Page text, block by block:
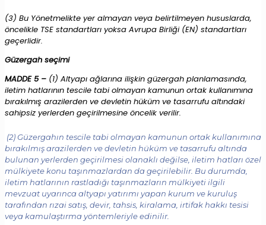
(3) Bu Yönetmelikte yer almayan veya belirtilmeyen hususlarda,
öncelikle TSE standartları yoksa Avrupa Birliği (EN) standartları
geçerlidir.
Güzergah seçimi
MADDE 5 – (1) Altyapı ağlarına ilişkin güzergah planlamasında,
iletim hatlarının tescile tabi olmayan kamunun ortak kullanımına
bırakılmış arazilerden ve devletin hüküm ve tasarrufu altındaki
sahipsiz yerlerden geçirilmesine öncelik verilir.
(2) Güzergahın tescile tabi olmayan kamunun ortak kullanımına
bırakılmış arazilerden ve devletin hüküm ve tasarrufu altında
bulunan yerlerden geçirilmesi olanaklı değilse, iletim hatları özel
mülkiyete konu taşınmazlardan da geçirilebilir. Bu durumda,
iletim hatlarının rastladığı taşınmazların mülkiyeti ilgili
mevzuat uyarınca altyapı yatırımı yapan kurum ve kuruluş
tarafından rızai satış, devir, tahsis, kiralama, irtifak hakkı tesisi
veya kamulaştırma yöntemleriyle edinilir.